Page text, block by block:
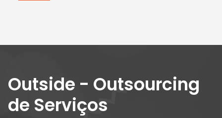
Outside - Outsourcing
de Serviços